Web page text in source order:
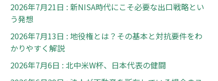
2026年7月21日 : 新NISA時代にこそ必要な出口戦略とい
う発想
2026年7月13日 : 地役権とは？その基本と対抗要件をわ
かりやすく解説
2026年7月6日 : 北中米W杯、日本代表の健闘